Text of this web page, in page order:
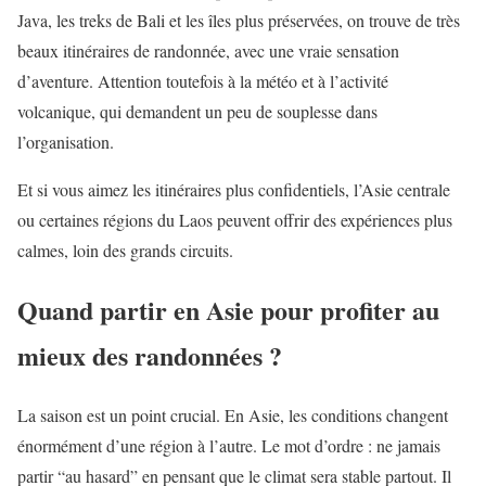
Java, les treks de Bali et les îles plus préservées, on trouve de très
beaux itinéraires de randonnée, avec une vraie sensation
d’aventure. Attention toutefois à la météo et à l’activité
volcanique, qui demandent un peu de souplesse dans
l’organisation.
Et si vous aimez les itinéraires plus confidentiels, l’Asie centrale
ou certaines régions du Laos peuvent offrir des expériences plus
calmes, loin des grands circuits.
Quand partir en Asie pour profiter au
mieux des randonnées ?
La saison est un point crucial. En Asie, les conditions changent
énormément d’une région à l’autre. Le mot d’ordre : ne jamais
partir “au hasard” en pensant que le climat sera stable partout. Il